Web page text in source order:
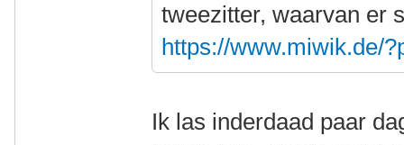
tweezitter, waarvan er
https://www.miwik.de/
Ik las inderdaad paar